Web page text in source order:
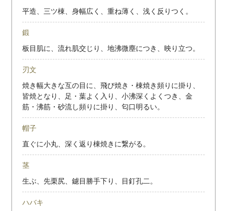
平造、三ツ棟、身幅広く、重ね薄く、浅く反りつく。
鍛
板目肌に、流れ肌交じり、地沸微塵につき、映り立つ。
刃文
焼き幅大きな互の目に、飛び焼き・棟焼き頻りに掛り、
皆焼となり、足・葉よく入り、小沸深くよくつき、金
筋・沸筋・砂流し頻りに掛り、匂口明るい。
帽子
直ぐに小丸、深く返り棟焼きに繋がる。
茎
生ぶ、先栗尻、鑢目勝手下り、目釘孔二。
ハバキ